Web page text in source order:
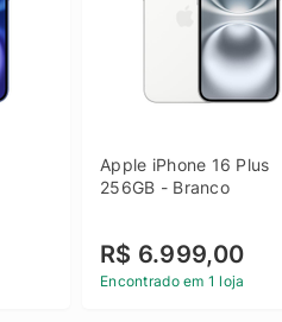
Apple iPhone 16 Plus
256GB - Branco
R$ 6.999,00
Encontrado em 1 loja